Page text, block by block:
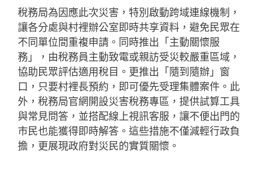
稅務局為因應此次災害，特別啟動跨域連線機制，
讓各分處與村裡辦公室即時共享資料，避免民眾在
不同單位間重複申請。同時推出「主動關懷服
務」，由稅務員主動致電或親訪受災較嚴重區域，
協助民眾評估適用稅目。更推出「隨到隨辦」窗
口，只要村裡長預約，即可優先受理集體案件。此
外，稅務局官網開設災害稅務專區，提供試算工具
與常見問答，並搭配線上視訊客服，讓不便出門的
市民也能獲得即時解答。這些措施不僅減輕行政負
擔，更展現政府對災民的實質關懷。